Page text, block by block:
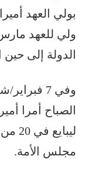
بولي العهد
ولي للعهد
الدولة إلى حين
الصباح أمرا
مجلس الأمة.